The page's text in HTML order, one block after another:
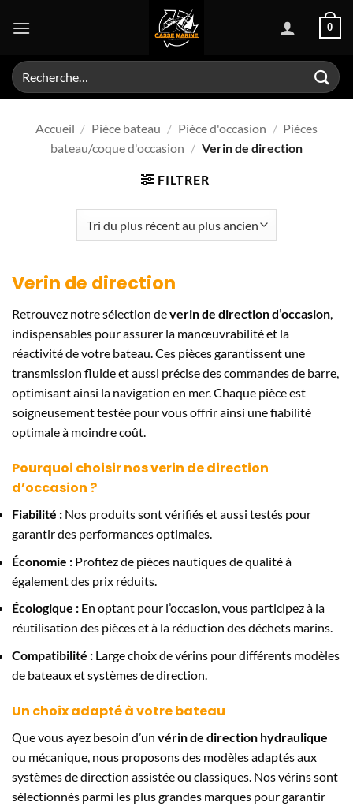
0
Recherche
pour :
Accueil / Pièce bateau / Pièce d'occasion / Pièces
bateau/coque d'occasion / Verin de direction
FILTRER
Verin de direction
Retrouvez notre sélection deverin de direction d’occasion,
indispensables pour assurer la manœuvrabilité et la
réactivité de votre bateau. Ces pièces garantissent une
transmission fluide et aussi précise des commandes de barre,
optimisant ainsi la navigation en mer. Chaque pièce est
soigneusement testée pour vous offrir ainsi une fiabilité
optimale à moindre coût.
Pourquoi choisir nos verin de direction
d’occasion ?
Fiabilité : Nos produits sont vérifiés et aussi testés pour
garantir des performances optimales.
Économie : Profitez de pièces nautiques de qualité à
également des prix réduits.
Écologique : En optant pour l’occasion, vous participez à la
réutilisation des pièces et à la réduction des déchets marins.
Compatibilité : Large choix de vérins pour différents modèles
de bateaux et systèmes de direction.
Un choix adapté à votre bateau
Que vous ayez besoin d’un vérin de direction hydraulique
ou mécanique, nous proposons des modèles adaptés aux
systèmes de direction assistée ou classiques. Nos vérins sont
sélectionnés parmi les plus grandes marques pour garantir